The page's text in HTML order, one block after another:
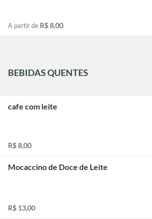
A partir de R$ 8,00
BEBIDAS QUENTES
cafe com leite
R$ 8,00
Mocaccino de Doce de Leite
R$ 13,00